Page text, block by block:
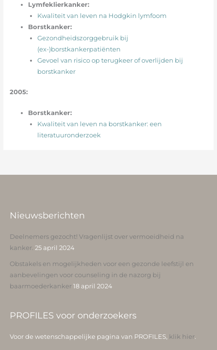
Lymfeklierkanker:
Kwaliteit van leven na Hodgkin lymfoom
Borstkanker:
Gezondheidszorggebruik bij
(ex-)borstkankerpatiënten
Gevoel van risico op terugkeer of overlijden bij
borstkanker
2005:
Borstkanker:
Kwaliteit van leven na borstkanker: een
literatuuronderzoek
Nieuwsberichten
Deelnemers gezocht! Vragenlijst over vermoeidheid na
kanker. 25 april 2024
Obstakels en mogelijkheden voor een gezonde leefstijl en
aanbevelingen voor counseling in de nazorg bij
baarmoederkanker 18 april 2024
PROFILES voor onderzoekers
Voor de wetenschappelijke pagina van PROFILES, klik hier